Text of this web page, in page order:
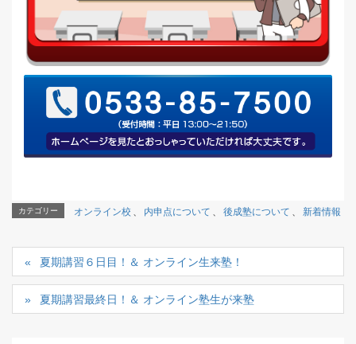
カテゴリー オンライン校 、 内申点について 、 後成塾について 、 新着情報
夏期講習６日目！＆ オンライン生来塾！
夏期講習最終日！＆ オンライン塾生が来塾